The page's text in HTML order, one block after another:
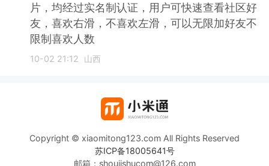
片，均经过实名制认证，用户可快速查看社区好
友，喜欢右滑，不喜欢左滑，可以无限加好友不
限制喜欢人数
10-02 21:12 山西
Copyright © xiaomitong123.com All Rights Reserved
苏ICP备18005641号
邮箱：shoujishucom@126.com